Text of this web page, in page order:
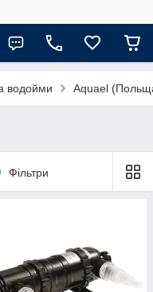
водойми Aquael
Фільтри